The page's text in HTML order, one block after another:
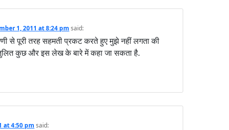
1, 2011 at 8:24 pm said:
से पूरी तरह सहमती प्रकट करते हुए मुझे नहीं लगता की
कुछ और इस लेख के बारे में कहा जा सकता है.
at 4:50 pm said: